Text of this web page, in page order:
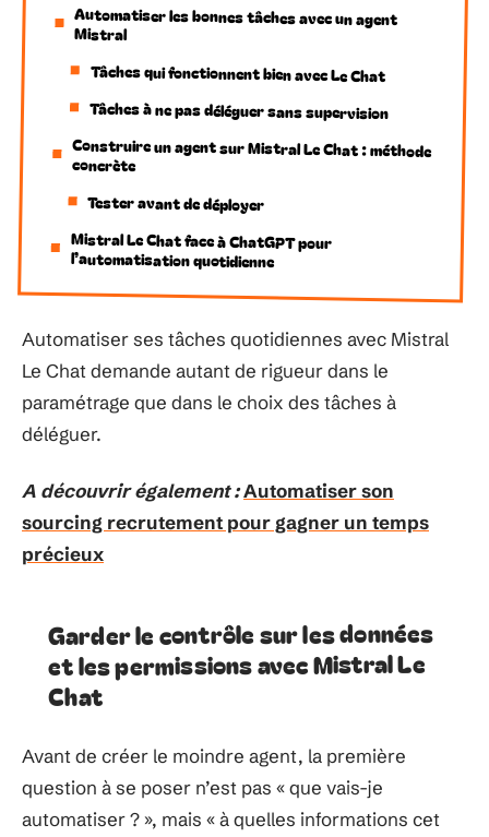
Automatiser les bonnes tâches avec un agent
Mistral
Tâches qui fonctionnent bien avec Le Chat
Tâches à ne pas déléguer sans supervision
Construire un agent sur Mistral Le Chat : méthode
concrète
Tester avant de déployer
Mistral Le Chat face à ChatGPT pour
l’automatisation quotidienne
Automatiser ses tâches quotidiennes avec Mistral
Le Chat demande autant de rigueur dans le
paramétrage que dans le choix des tâches à
déléguer.
A découvrir également :Automatiser son
sourcing recrutement pour gagner un temps
précieux
Garder le contrôle sur les données
et les permissions avec Mistral Le
Chat
Avant de créer le moindre agent, la première
question à se poser n’est pas « que vais-je
automatiser ? », mais « à quelles informations cet